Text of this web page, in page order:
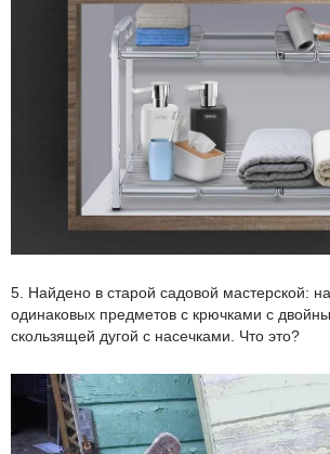
5. Найдено в старой садовой мастерской:
одинаковых предметов с крючками с
скользящей дугой с насечками. Что это?